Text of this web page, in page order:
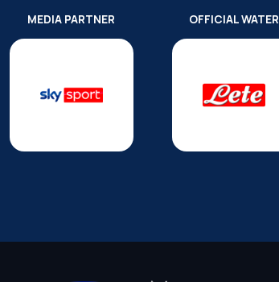
MEDIA PARTNER OFFICIAL WATER